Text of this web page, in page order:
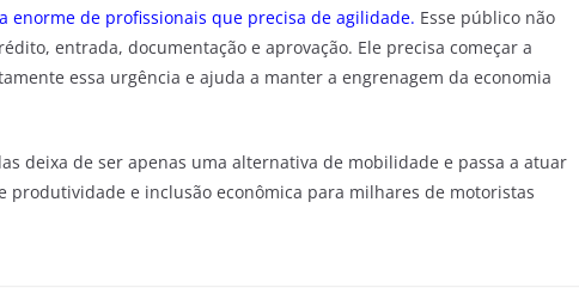
enorme de profissionais que precisa de agilidade. Esse público não
entrada, documentação e aprovação. Ele precisa começar a
essa urgência e ajuda a manter a engrenagem da economia
deixa de ser apenas uma alternativa de mobilidade e passa a atuar
produtividade e inclusão econômica para milhares de motoristas